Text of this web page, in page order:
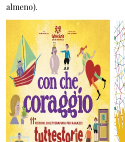
almeno).